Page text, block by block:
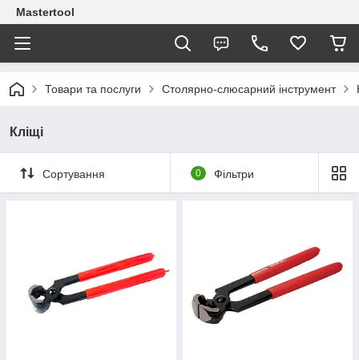
Mastertool
Товари та послуги Столярно-слюсарний інструмент
Кліщі
Сортування 0 Фільтри